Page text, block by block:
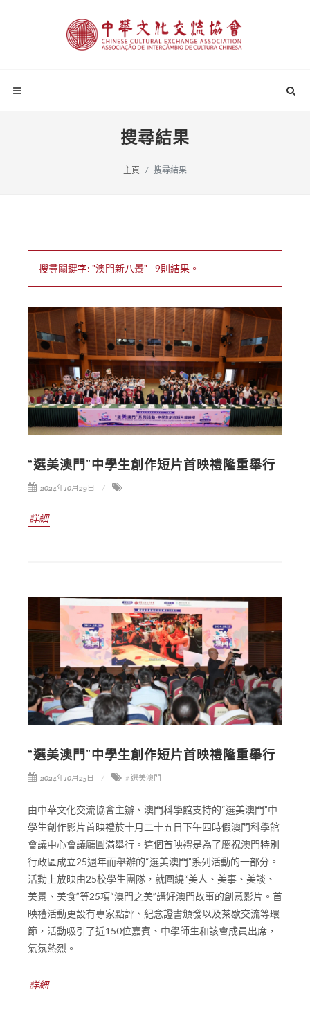
搜尋結果
主頁 搜尋結果
搜尋關鍵字: "澳門新八景" - 9則結果。
“選美澳門”中學生創作短片首映禮隆重舉行
2024年10月29日
詳細
“選美澳門”中學生創作短片首映禮隆重舉行
2024年10月25日 # 選美澳門
由中華文化交流協會主辦、澳門科學館支持的“選美澳門”中
學生創作影片首映禮於十月二十五日下午四時假澳門科學館
會議中心會議廳圓滿舉行。這個首映禮是為了慶祝澳門特別
行政區成立25週年而舉辦的“選美澳門”系列活動的一部分。
活動上放映由25校學生團隊，就圍繞“美人、美事、美談、
美景、美食”等25項“澳門之美”講好澳門故事的創意影片。首
映禮活動更設有專家點評、紀念證書頒發以及茶歇交流等環
節，活動吸引了近150位嘉賓、中學師生和該會成員出席，
氣氛熱烈。
詳細